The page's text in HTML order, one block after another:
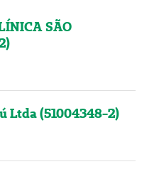
SÃO
Ltda (51004348-2)